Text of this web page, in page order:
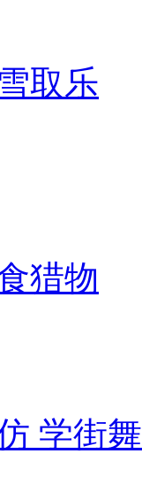
取乐
猎物
学街